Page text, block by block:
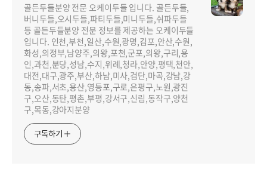
골든두들분양 전문 오케이두들 입니다. 골든두들,
버니두들,오시두들,파티두들,미니두들,쉬파두들
등 골든두들분양 전문 정보를 제공하는 오케이두들
입니다. 인천,부천,일산,수원,광명,김포,안산,수원,
화성,의정부,남양주,의왕,포천,군포,의왕,구리,용
인,과천,분당,성남,수지,위례,청라,안양,평택,천안,
대전,대구,광주,부산,하남,미사,검단,마곡,강남,강
동,송파,서초,용산,영등포,구로,은평구,노원,광진
구,오산,동탄,평촌,부평,강서구,신림,동작구,양천
구,목동,강아지분양
구독하기